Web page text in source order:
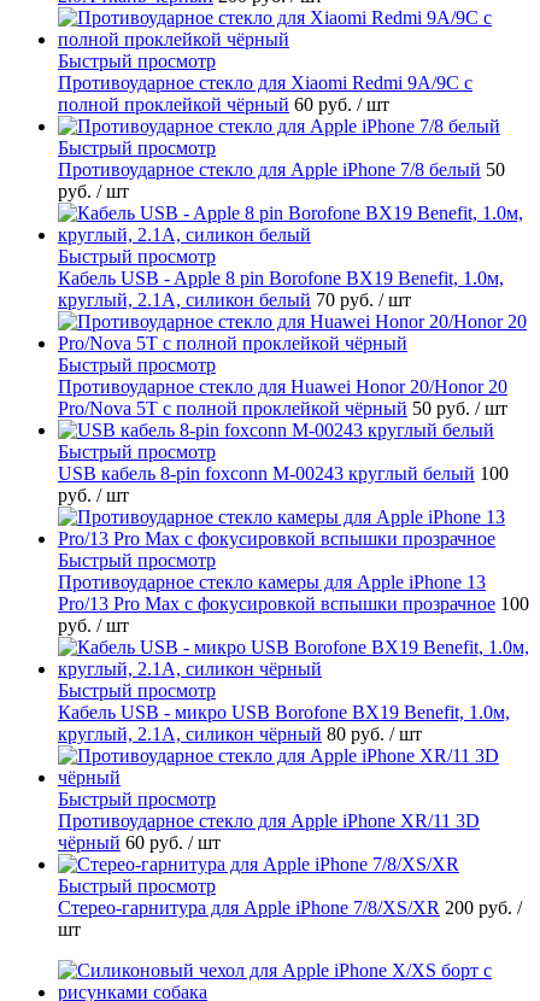
Быстрый просмотр
Противоударное стекло для Xiaomi Redmi 9A/9C с
полной проклейкой чёрный 60 руб. / шт
Быстрый просмотр
Противоударное стекло для Apple iPhone 7/8 белый 50
руб. / шт
Быстрый просмотр
Кабель USB - Apple 8 pin Borofone BX19 Benefit, 1.0м,
круглый, 2.1A, силикон белый 70 руб. / шт
Быстрый просмотр
Противоударное стекло для Huawei Honor 20/Honor 20
Pro/Nova 5T с полной проклейкой чёрный 50 руб. / шт
Быстрый просмотр
USB кабель 8-pin foxconn M-00243 круглый белый 100
руб. / шт
Быстрый просмотр
Противоударное стекло камеры для Apple iPhone 13
Pro/13 Pro Max с фокусировкой вспышки прозрачное 100
руб. / шт
Быстрый просмотр
Кабель USB - микро USB Borofone BX19 Benefit, 1.0м,
круглый, 2.1A, силикон чёрный 80 руб. / шт
Быстрый просмотр
Противоударное стекло для Apple iPhone XR/11 3D
чёрный 60 руб. / шт
Быстрый просмотр
Стерео-гарнитура для Apple iPhone 7/8/XS/XR 200 руб. /
шт